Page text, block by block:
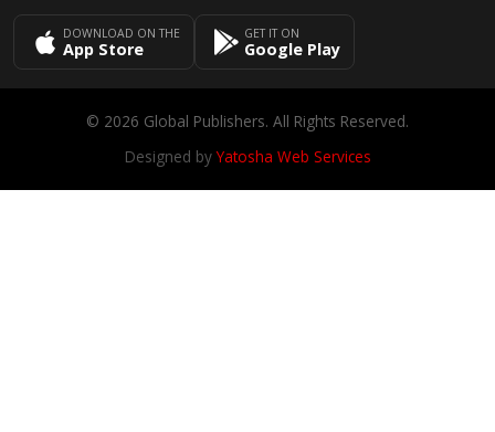
DOWNLOAD ON THE
App Store
GET IT ON
Google Play
© 2026 Global Publishers. All Rights Reserved.
Designed byYatosha Web Services